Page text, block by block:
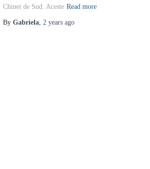
Chinei de Sud. Aceste Read more
By Gabriela, 2 years ago